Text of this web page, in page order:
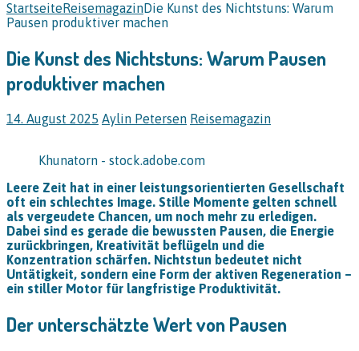
StartseiteReisemagazinDie Kunst des Nichtstuns: Warum
Pausen produktiver machen
Die Kunst des Nichtstuns: Warum Pausen
produktiver machen
14. August 2025 Aylin Petersen Reisemagazin
Khunatorn - stock.adobe.com
Leere Zeit hat in einer leistungsorientierten Gesellschaft
oft ein schlechtes Image. Stille Momente gelten schnell
als vergeudete Chancen, um noch mehr zu erledigen.
Dabei sind es gerade die bewussten Pausen, die Energie
zurückbringen, Kreativität beflügeln und die
Konzentration schärfen. Nichtstun bedeutet nicht
Untätigkeit, sondern eine Form der aktiven Regeneration –
ein stiller Motor für langfristige Produktivität.
Der unterschätzte Wert von Pausen